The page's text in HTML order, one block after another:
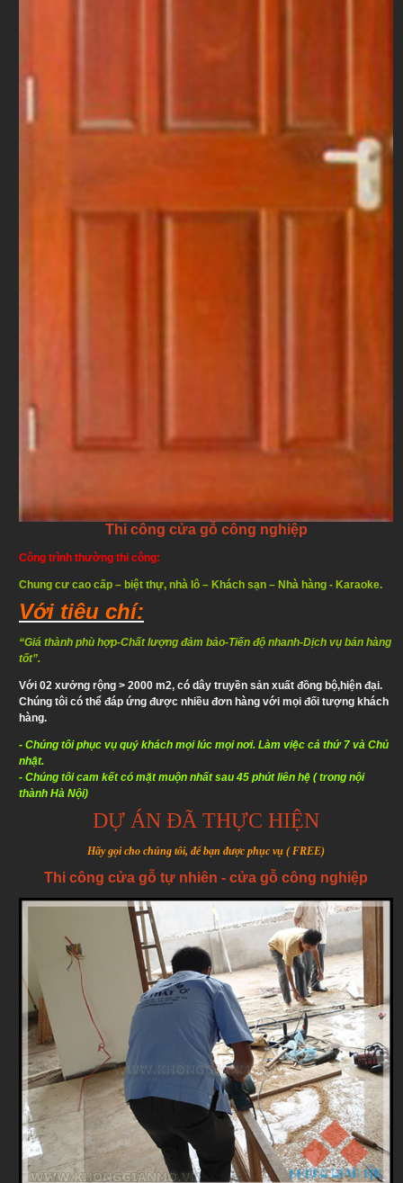
Thi công cửa gỗ công nghiệp
Công trình thường thi công:
Chung cư cao cấp – biệt thự, nhà lô – Khách sạn – Nhà hàng - Karaoke.
Với tiêu chí:
“Giá thành phù hợp-Chất lượng đảm bảo-Tiến độ nhanh-Dịch vụ bán hàng
tốt”.
Với 02 xưởng rộng > 2000 m2, có dây truyền sản xuất đồng bộ,hiện đại.
Chúng tôi có thể đáp ứng được nhiều đơn hàng với mọi đối tượng khách
hàng.
- Chúng tôi phục vụ quý khách mọi lúc mọi nơi. Làm việc cả thứ 7 và Chủ
nhật.
- Chúng tôi cam kết có mặt muộn nhất sau 45 phút liên hệ ( trong nội
thành Hà Nội)
DỰ ÁN ĐÃ THỰC HIỆN
Hãy gọi cho chúng tôi, để bạn được phục vụ ( FREE)
Thi công cửa gỗ tự nhiên - cửa gỗ công nghiệp